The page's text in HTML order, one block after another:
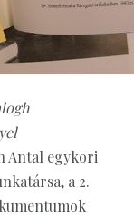
Antal egykori
a 2.